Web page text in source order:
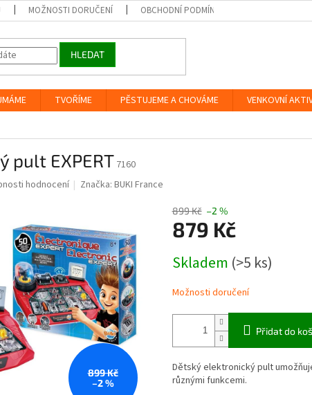
MOŽNOSTI DORUČENÍ OBCHODNÍ PODMÍNKY
HLEDAT
TVOŘÍME PĚSTUJEME A CHOVÁME VENKOVNÍ
pult EXPERT7160
hodnocení Značka:BUKI France
899 Kč
–2 %
899 Kč –2 %
879 Kč
cena:
Skladem (>5 ks)
Možnosti doručení
Přidat do
Dětský elektronický pult
různými funkcemi.